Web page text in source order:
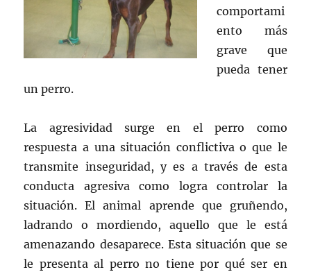
comportami
ento más
grave que
pueda tener
un perro.
La agresividad surge en el perro como
respuesta a una situación conflictiva o que le
transmite inseguridad, y es a través de esta
conducta agresiva como logra controlar la
situación. El animal aprende que gruñendo,
ladrando o mordiendo, aquello que le está
amenazando desaparece. Esta situación que se
le presenta al perro no tiene por qué ser en